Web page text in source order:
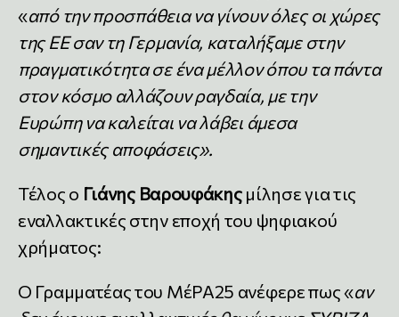
«από την προσπάθεια να γίνουν όλες οι χώρες
της ΕΕ σαν τη Γερμανία, καταλήξαμε στην
πραγματικότητα σε ένα μέλλον όπου τα πάντα
στον κόσμο αλλάζουν ραγδαία, με την
Ευρώπη να καλείται να λάβει άμεσα
σημαντικές αποφάσεις».
Τέλος ο Γιάνης Βαρουφάκηςμίλησε για τις
εναλλακτικές στην εποχή του ψηφιακού
χρήματος:
Ο Γραμματέας του ΜέΡΑ25 ανέφερε πως «αν